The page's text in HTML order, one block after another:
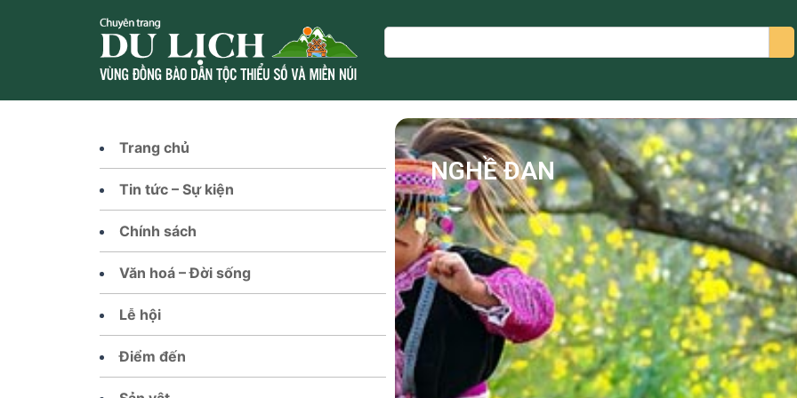
Search
Trang chủ
Tin tức – Sự kiện
Chính sách
Văn hoá – Đời sống
Lễ hội
Điểm đến
NGHỀ ĐAN